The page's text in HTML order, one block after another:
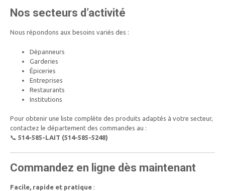
Nos secteurs d’activité
Nous répondons aux besoins variés des :
Dépanneurs
Garderies
Épiceries
Entreprises
Restaurants
Institutions
Pour obtenir une liste complète des produits adaptés à votre secteur,
contactez le département des commandes au :
📞 514-585-LAIT (514-585-5248)
Commandez en ligne dès maintenant
Facile, rapide et pratique :